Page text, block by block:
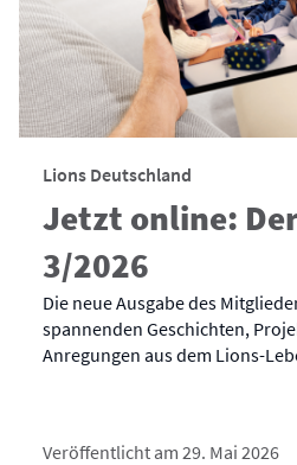
Lions Deutschland
Jetzt online:
3/2026
Die neue Ausgabe des
spannenden Geschichten,
Anregungen aus dem Lions-
Veröffentlicht am 29. Mai 2026